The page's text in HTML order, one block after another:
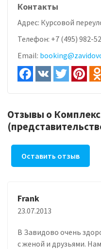
Контакты
Адрес: Курсовой
Телефон: +7 (495) 982-
Email:
Отзывы о
Оставить отзыв
Frank
23.07.2013
В Завидово очень
с женой и друзьями.